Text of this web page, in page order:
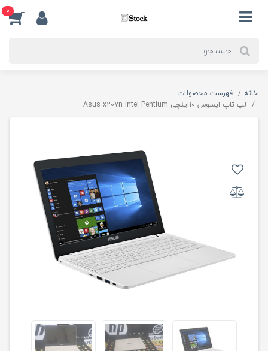
0
خانه
فهرست محصولات
لپ تاپ ایسوس 10اینچی Asus x207n Intel Pentium